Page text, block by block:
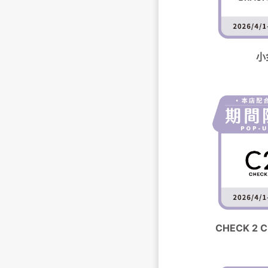
小
CHECK 2